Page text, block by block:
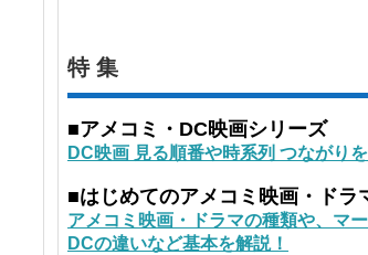
特 集
■アメコミ・DC映画シリーズ
DC映画 見る順番や時系列 つながりを
■はじめてのアメコミ映画・ドラ
アメコミ映画・ドラマの種類や、マ
DCの違いなど基本を解説！